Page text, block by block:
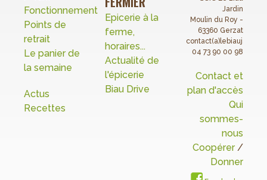
Fonctionnement
Points de
retrait
Le panier de
la semaine
Actus
Recettes
Epicerie à la
ferme,
horaires...
Actualité de
l'épicerie
Biau Drive
Jardin
Moulin du Roy -
63360 Gerzat
04 73 90 00 98
Contact et
plan d'accès
Qui
sommes-
nous
Coopérer/
Donner